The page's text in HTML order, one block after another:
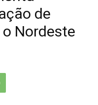
de
Nordeste